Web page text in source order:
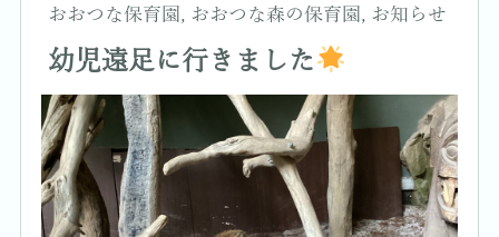
おおつな保育園 , おおつな森の保育園 , お知らせ
幼児遠足に行きました